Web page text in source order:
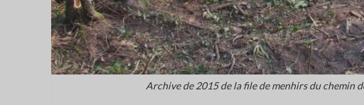
Archive de 2015 de la file de menhirs du chemin